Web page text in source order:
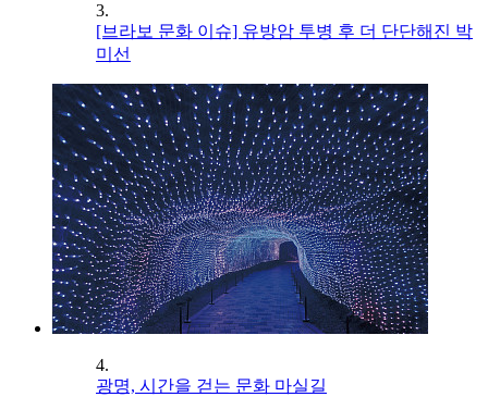
3.
[브라보 문화 이슈] 유방암 투병 후 더 단단해진 박
미선
4.
광명, 시간을 걷는 문화 마실길